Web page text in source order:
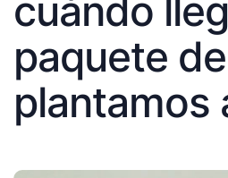
cuándo
paquete
plantamos